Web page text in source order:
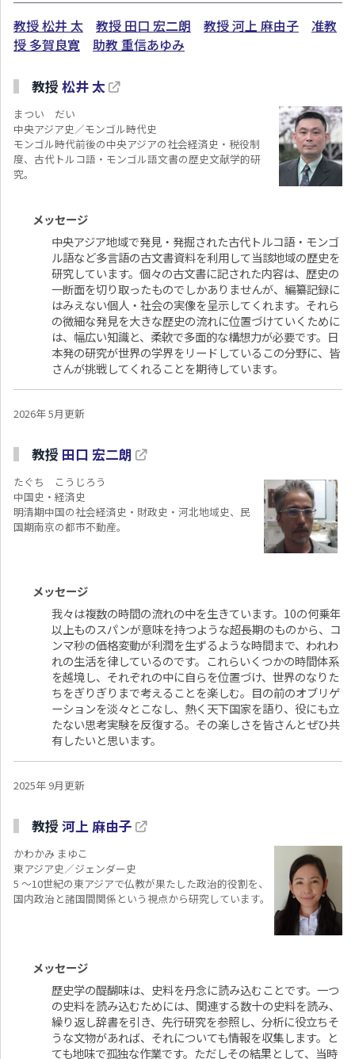
教授 松井 太 教授 田口 宏二朗 教授 河上 麻由子
准教
授 多賀良寛
助教 重信あゆみ
教授 松井 太
まつい だい
中央アジア史／モンゴル時代史
モンゴル時代前後の中央アジアの社会経済史・税役制
度、古代トルコ語・モンゴル語文書の歴史文献学的研
究。
メッセージ
中央アジア地域で発見・発掘された古代トルコ語・モンゴ
ル語など多言語の古文書資料を利用して当該地域の歴史を
研究しています。個々の古文書に記された内容は、歴史の
一断面を切り取ったものでしかありませんが、編纂記録に
はみえない個人・社会の実像を呈示してくれます。それら
の微細な発見を大きな歴史の流れに位置づけていくために
は、幅広い知識と、柔軟で多面的な構想力が必要です。日
本発の研究が世界の学界をリードしているこの分野に、皆
さんが挑戦してくれることを期待しています。
2026年 5月更新
教授 田口 宏二朗
たぐち こうじろう
中国史・経済史
明清期中国の社会経済史・財政史・河北地域史、民
国期南京の都市不動産。
メッセージ
我々は複数の時間の流れの中を生きています。10の何乗年
以上ものスパンが意味を持つような超長期のものから、コ
ンマ秒の価格変動が利潤を生ずるような時間まで、われわ
れの生活を律しているのです。これらいくつかの時間体系
を越境し、それぞれの中に自らを位置づけ、世界のなりた
ちをぎりぎりまで考えることを楽しむ。目の前のオブリゲ
ーションを淡々とこなし、熱く天下国家を語り、役にも立
たない思考実験を反復する。その楽しさを皆さんとぜひ共
有したいと思います。
2025年 9月更新
教授 河上 麻由子
かわかみ まゆこ
東アジア史／ジェンダー史
5 ～10世紀の東アジアで仏教が果たした政治的役割を、
国内政治と諸国間関係という視点から研究しています。
メッセージ
歴史学の醍醐味は、史料を丹念に読み込むことです。一つ
の史料を読み込むためには、関連する数十の史料を読み、
繰り返し辞書を引き、先行研究を参照し、分析に役立ちそ
うな文物があれば、それについても情報を収集します。と
ても地味で孤独な作業です。ただしその結果として、当時